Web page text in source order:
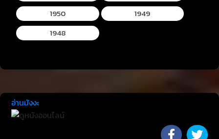
1950
1949
1948
อ่านมังงะ